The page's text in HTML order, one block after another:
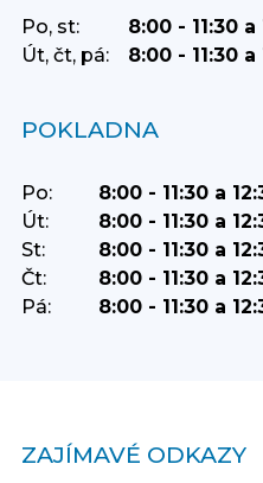
Po, st:
8:00 - 11:30 a
Út, čt, pá:
8:00 - 11:30 a
POKLADNA
Po:
8:00 - 11:30 a
Út:
8:00 - 11:30 a
St:
8:00 - 11:30 a
Čt:
8:00 - 11:30 a
Pá:
8:00 - 11:30 a
ZAJÍMAVÉ ODKAZY